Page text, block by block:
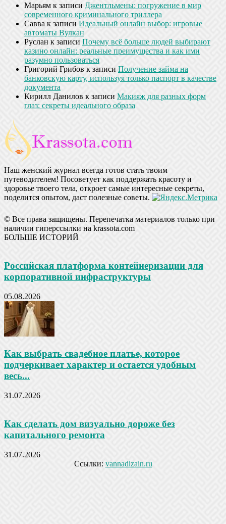
Марьям к записи Джентльмены: погружение в мир
современного криминального триллера
Савва к записи Идеальный онлайн выбор: игровые
автоматы Вулкан
Руслан к записи Почему всё больше людей выбирают
казино онлайн: реальные преимущества и как ими
разумно пользоваться
Григорий Грибов к записи Получение займа на
банковскую карту, используя только паспорт в качестве
документа
Кирилл Данилов к записи Макияж для разных форм
глаз: секреты идеального образа
Наш женский журнал всегда готов стать твоим
путеводителем! Посоветует как поддержать красоту и
здоровье твоего тела, откроет самые интересные секреты,
поделится опытом, даст полезные советы.
© Все права защищены. Перепечатка материалов только при
наличии гиперссылки на krassota.com
БОЛЬШЕ ИСТОРИЙ
Российская платформа контейнеризации для
корпоративной инфраструктуры
05.08.2026
Как выбрать свадебное платье, которое
подчеркивает характер и остается удобным
весь...
31.07.2026
Как сделать дом визуально дороже без
капитального ремонта
31.07.2026
Ссылки: vannadizain.ru